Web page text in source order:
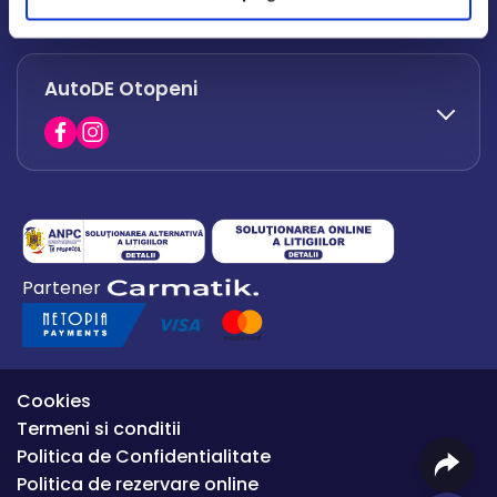
office.afumati@autode.ro
0730 063 852
0730 063 851
AutoDE Otopeni
0754 649 360
office.premium@autode.ro
Partener
Cookies
Termeni si conditii
Politica de Confidentialitate
Politica de rezervare online